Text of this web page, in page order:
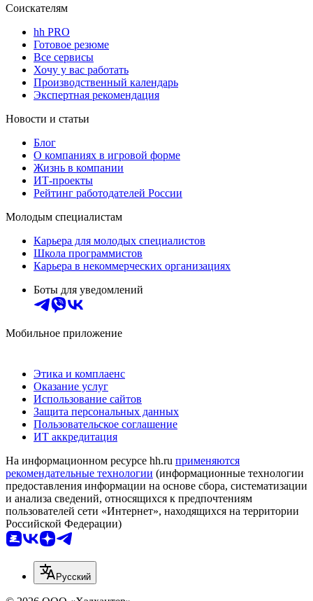
Соискателям
hh PRO
Готовое резюме
Все сервисы
Хочу у вас работать
Производственный календарь
Экспертная рекомендация
Новости и статьи
Блог
О компаниях в игровой форме
Жизнь в компании
ИТ-проекты
Рейтинг работодателей России
Молодым специалистам
Карьера для молодых специалистов
Школа программистов
Карьера в некоммерческих организациях
Боты для уведомлений
Мобильное приложение
Этика и комплаенс
Оказание услуг
Использование сайтов
Защита персональных данных
Пользовательское соглашение
ИТ аккредитация
На информационном ресурсе hh.ru применяются
рекомендательные технологии (информационные технологии
предоставления информации на основе сбора, систематизации
и анализа сведений, относящихся к предпочтениям
пользователей сети «Интернет», находящихся на территории
Российской Федерации)
Русский